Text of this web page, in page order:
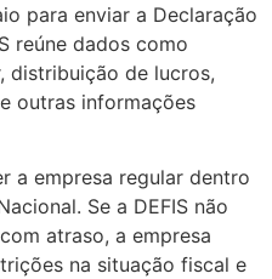
para enviar a Declaração
reúne dados como
distribuição de lucros,
outras informações
a empresa regular dentro
Se a DEFIS não
atraso, a empresa
na situação fiscal e